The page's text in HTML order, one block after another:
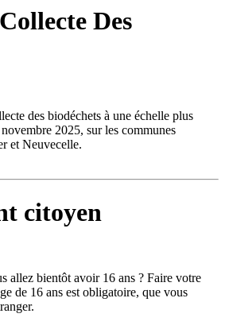
Des
des biodéchets à une échelle plus
2025, sur les communes
et Neuvecelle.
citoyen
allez bientôt avoir 16 ans ? Faire votre
de 16 ans est obligatoire, que vous